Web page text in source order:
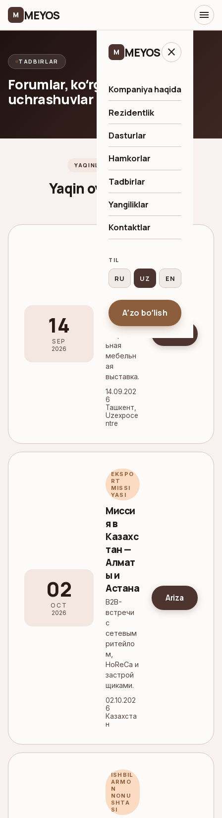
M MEYOS menu
M MEYOS close
Kompaniya haqida
Rezidentlik
Dasturlar
Hamkorlar
Tadbirlar
Yangiliklar
Kontaktlar
TIL
RU UZ EN
Aʼzo boʻlish
TADBIRLAR
Forumlar, koʻrgazmalar,
uchrashuvlar
YAQINLASHAYOTGAN
Yaqin oylar afishasi
14
SEP
2026
Tashke
nt
re Expo
2026
ьная
мебельн
ая
выставка.
14.09.202
6
Ташкент,
Uzexpoce
ntre
02
OCT
2026
EKSPO
RT
MISSI
YASI
Мисси
я в
Казахс
тан —
Алмат
ы и
Астана
B2B-
встречи
с
сетевым
ритейло
м,
HoReCa и
застрой
щиками.
02.10.202
6
Казахста
н
Ariza
ISHBIL
ARMO
N
NONU
SHTA
SI